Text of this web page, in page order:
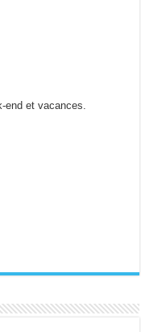
et vacances.